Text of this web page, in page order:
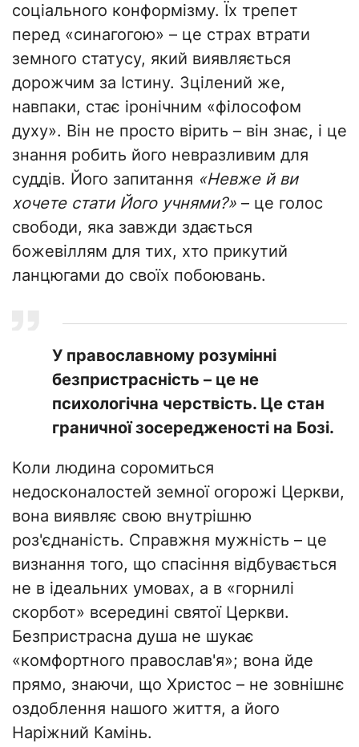
соціального конформізму. Їх трепет
перед «синагогою» – це страх втрати
земного статусу, який виявляється
дорожчим за Істину. Зцілений же,
навпаки, стає іронічним «філософом
духу». Він не просто вірить – він знає, і це
знання робить його невразливим для
суддів. Його запитання «Невже й ви
хочете стати Його учнями?» – це голос
свободи, яка завжди здається
божевіллям для тих, хто прикутий
ланцюгами до своїх побоювань.
​У православному розумінні
безпристрасність – це не
психологічна черствість. Це стан
граничної зосередженості на Бозі.
Коли людина соромиться
недосконалостей земної огорожі Церкви,
вона виявляє свою внутрішню
роз'єднаність. Справжня мужність – це
визнання того, що спасіння відбувається
не в ідеальних умовах, а в «горнилі
скорбот» всередині святої Церкви.
Безпристрасна душа не шукає
«комфортного православ'я»; вона йде
прямо, знаючи, що Христос – не зовнішнє
оздоблення нашого життя, а його
Наріжний Камінь.